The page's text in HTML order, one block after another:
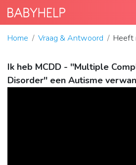
Home Vraag & Antwoord Heeft
Ik heb MCDD - ''Multiple
Disorder'' een Autisme